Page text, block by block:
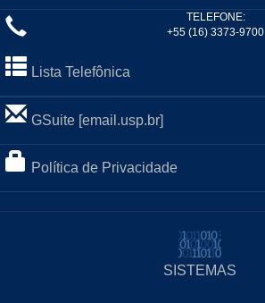
TELEFONE:
+55 (16) 3373-9700
Lista Telefônica
GSuite [email.usp.br]
Política de Privacidade
SISTEMAS